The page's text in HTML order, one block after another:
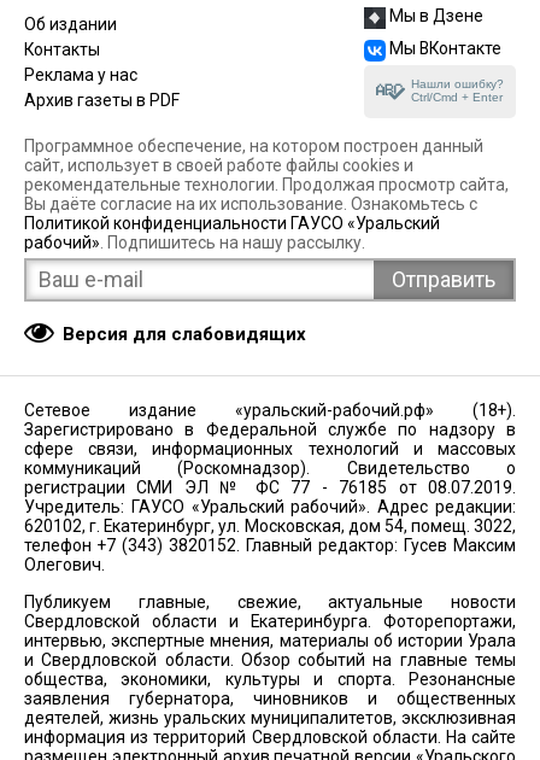
Об издании
Контакты
Реклама у нас
Архив газеты в PDF
Мы в Дзене
Мы ВКонтакте
Нашли ошибку?
Ctrl/Cmd + Enter
Программное обеспечение, на котором построен данный
сайт, использует в своей работе файлы cookies и
рекомендательные технологии. Продолжая просмотр сайта,
Вы даёте согласие на их использование. Ознакомьтесь с
Политикой конфиденциальности ГАУСО «Уральский
рабочий» . Подпишитесь на нашу рассылку.
Версия для слабовидящих
Сетевое издание «уральский-рабочий.рф» (18+).
Зарегистрировано в Федеральной службе по надзору в
сфере связи, информационных технологий и массовых
коммуникаций (Роскомнадзор). Свидетельство о
регистрации СМИ ЭЛ № ФС 77 - 76185 от 08.07.2019.
Учредитель: ГАУСО «Уральский рабочий». Адрес редакции:
620102, г. Екатеринбург, ул. Московская, дом 54, помещ. 3022,
телефон +7 (343) 3820152. Главный редактор: Гусев Максим
Олегович.
Публикуем главные, свежие, актуальные новости
Свердловской области и Екатеринбурга. Фоторепортажи,
интервью, экспертные мнения, материалы об истории Урала
и Свердловской области. Обзор событий на главные темы
общества, экономики, культуры и спорта. Резонансные
заявления губернатора, чиновников и общественных
деятелей, жизнь уральских муниципалитетов, эксклюзивная
информация из территорий Свердловской области. На сайте